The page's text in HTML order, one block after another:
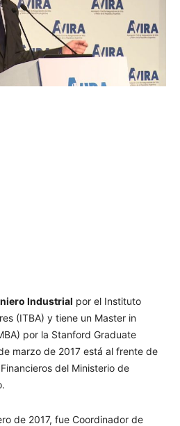
Industrial por el Instituto
(ITBA) y tiene un Master in
por la Stanford Graduate
marzo de 2017 está al frente de
del Ministerio de
de 2017, fue Coordinador de